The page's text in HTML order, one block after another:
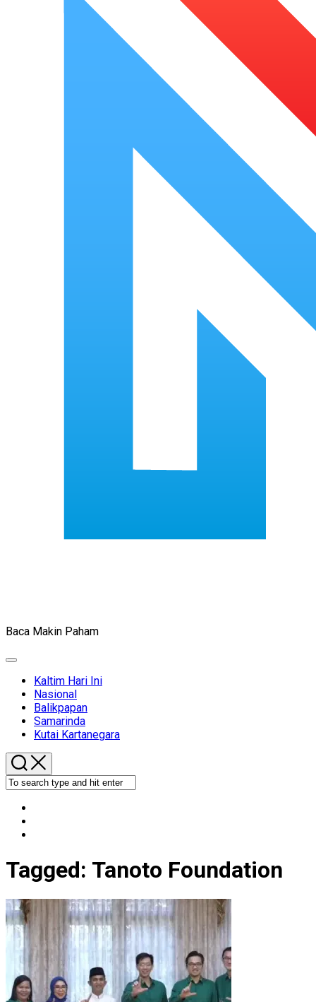
Baca Makin Paham
Expand
Kaltim Hari Ini
Nasional
Balikpapan
Samarinda
Kutai Kartanegara
Tagged: Tanoto Foundation